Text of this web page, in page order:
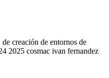
creación de entornos de
2025 cosmac ivan fernandez